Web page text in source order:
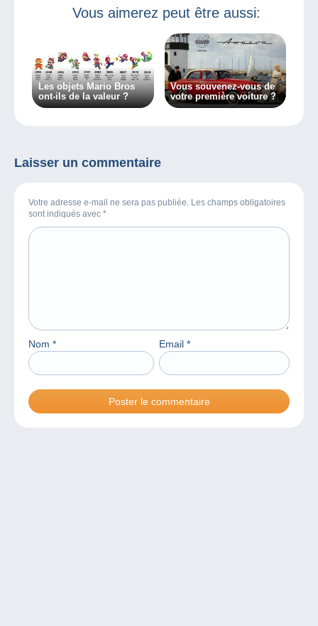
Vous aimerez peut être aussi:
Les objets Mario Bros
ont-ils de la valeur ?
Vous souvenez-vous de
votre première voiture ?
Laisser un commentaire
Votre adresse e-mail ne sera pas publiée. Les champs obligatoires
sont indiqués avec *
Nom * Email *